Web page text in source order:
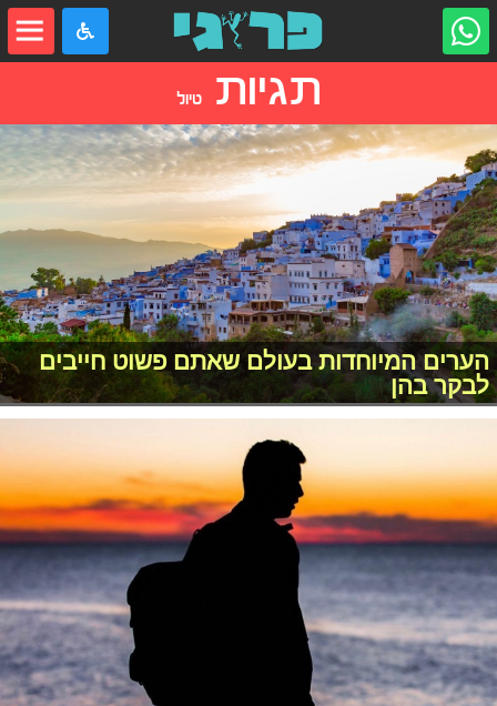
תגיותטיול
הערים המיוחדות בעולם שאתם פשוט חייבים
לבקר בהן